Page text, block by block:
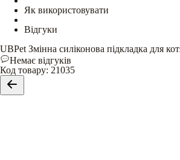
Як використовувати
Відгуки
UBPet Змінна силіконова підкладка для
Немає відгуків
Код товару: 21035